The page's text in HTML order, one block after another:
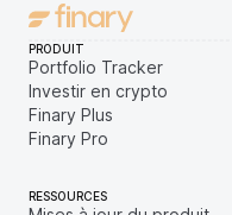
PRODUIT
Portfolio Tracker
Investir en crypto
Finary Plus
Finary Pro
RESSOURCES